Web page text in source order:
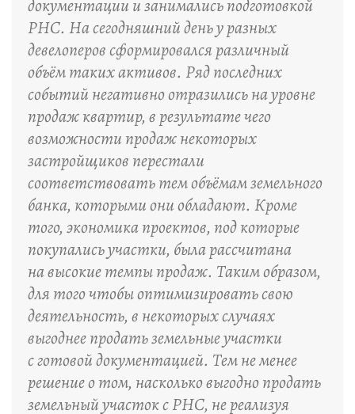
документации и занимались подготовкой
РНС. На сегодняшний день у разных
девелоперов сформировался различный
объём таких активов. Ряд последних
событий негативно отразились на уровне
продаж квартир, в результате чего
возможности продаж некоторых
застройщиков перестали
соответствовать тем объёмам земельного
банка, которыми они обладают. Кроме
того, экономика проектов, под которые
покупались участки, была рассчитана
на высокие темпы продаж. Таким образом,
для того чтобы оптимизировать свою
деятельность, в некоторых случаях
выгоднее продать земельные участки
с готовой документацией. Тем не менее
решение о том, насколько выгодно продать
земельный участок с РНС, не реализуя